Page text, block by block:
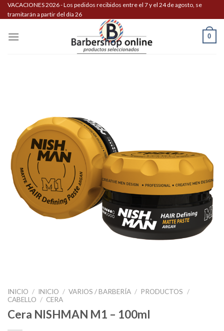
Skip
to
VACACIONES 2026 - Los pedidos recibidos entre el 7 y el 24 de agosto, se
tramitarán a partir del día 26
0
INICIO / INICIO / VARIOS / BARBERÍA / PRODUCTOS
/
CABELLO / CERA
Cera NISHMAN M1 – 100ml